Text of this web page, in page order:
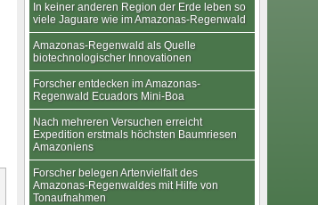
In keiner anderen Region der Erde leben so
viele Jaguare wie im Amazonas-Regenwald
Amazonas-Regenwald als Quelle
biotechnologischer Innovationen
Forscher entdecken im Amazonas-
Regenwald Ecuadors Mini-Boa
Nach mehreren Versuchen erreicht
Expedition erstmals höchsten Baumriesen
Amazoniens
Forscher belegen Artenvielfalt des
Amazonas-Regenwaldes mit Hilfe von
Tonaufnahmen